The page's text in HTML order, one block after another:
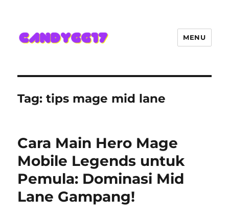
Hadir Semakin Mantap Jackpot
MENU
Tag:tips mage mid lane
Cara Main Hero Mage
Mobile Legends untuk
Pemula: Dominasi Mid
Lane Gampang!